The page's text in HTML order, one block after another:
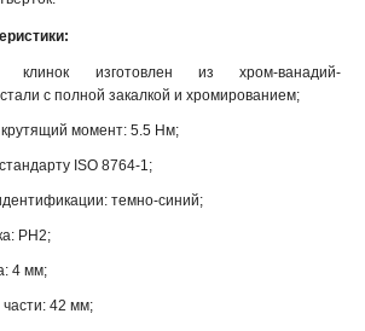
клинок изготовлен из хром-ванадий-
с полной закалкой и хромированием;
момент: 5.5 Нм;
ISO 8764-1;
темно-синий;
PH2;
4 мм;
42 мм;